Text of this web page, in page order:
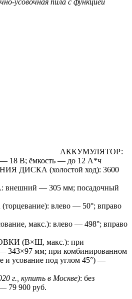
АККУМУЛЯТОР:
18 В; ёмкость — до 12 А*ч
ДИСКА (холостой ход): 3600
— 305 мм; посадочный
влево — 50°; вправо
макс.): влево — 498°; вправо
(В×Ш, макс.): при
— 343×97 мм; при комбинированном
и усование под углом 45°) —
г., купить в Москве): без
79 900 руб.